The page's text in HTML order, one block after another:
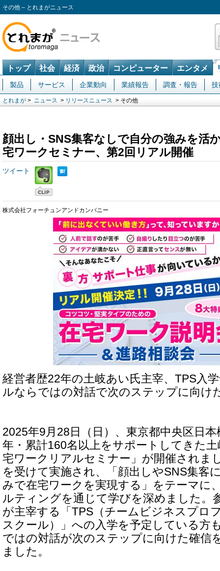
その他 – とれまがニュース
トップ 社会 経済 政治 コンピューター エンタメ
製品 サービス 企業動向 業績報告 調査・報告 技
とれまが > ニュース > リリースニュース > その他
顔出し・SNS集客なしで自分の強みを活
宅ワークセミナー、第2回リアル開催
ツイート
株式会社フォーチュンアンドカンパニー
経営者歴22年の土岐あい氏主宰、TPS入
ルならではの対話で次のステップに向け
2025年9月28日（日）、東京都中央区日
年・累計160名以上をサポートしてきた
宅ワークリアルセミナー」が開催されま
を受けて実施され、「顔出しやSNS集客
みで在宅ワークを実現する」をテーマに
ルティングを通じて学びを深めました。
が主宰する「TPS（チームビジネスプロ
スクール）」への入学を予定している方
ではの対話が次のステップに向けた確信
ました。